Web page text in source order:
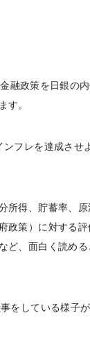
融政策を日銀の内
す。
フレを達成させ
所得、貯蓄率、
政策）に対する
ど、面白く読め
をしている様子が